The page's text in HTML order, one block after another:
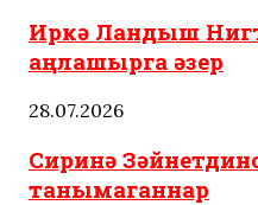
Иркә Ландыш
аңлашырга әзер
28.07.2026
Сиринә
танымаганнар